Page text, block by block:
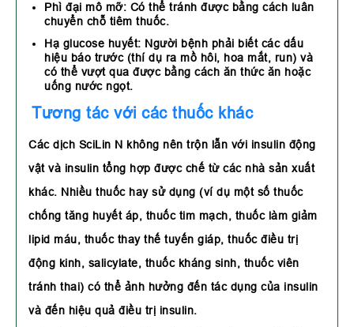
Phì đại mô mỡ: Có thể tránh được bằng cách luân
chuyển chỗ tiêm thuốc.
Hạ glucose huyết: Người bệnh phải biết các dấu
hiệu báo trước (thí dụ ra mồ hôi, hoa mắt, run) và
có thể vượt qua được bằng cách ăn thức ăn hoặc
uống nước ngọt.
Tương tác với các thuốc khác
Các dịch SciLin N không nên trộn lẫn với insulin động
vật và insulin tổng hợp được chế từ các nhà sản xuất
khác. Nhiều thuốc hay sử dụng (ví dụ một số thuốc
chống tăng huyết áp, thuốc tim mạch, thuốc làm giảm
lipid máu, thuốc thay thế tuyến giáp, thuốc điều trị
động kinh, salicylate, thuốc kháng sinh, thuốc viên
tránh thai) có thể ảnh hưởng đến tác dụng của insulin
và đến hiệu quả điều trị insulin.